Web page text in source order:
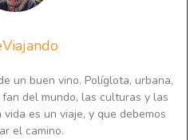
un buen vino. Políglota, urbana,
del mundo, las culturas y las
es un viaje, y que debemos
el camino.